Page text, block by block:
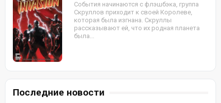
События начинаются с флэшбэка, группа
Скруллов приходит к своей Королеве,
которая была изгнана. Скруллы
рассказывают ей, что их родная планета
была...
Последние новости